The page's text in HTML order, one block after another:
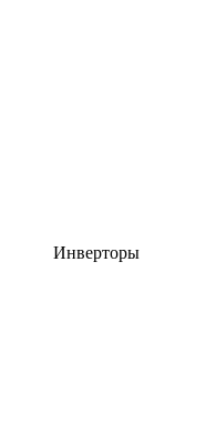
Инверторы